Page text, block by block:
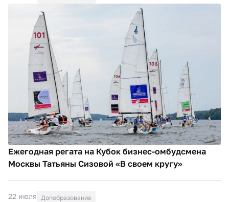
Ежегодная регата на Кубок бизнес-омбудсмена
Москвы Татьяны Сизовой «В своем кругу»
22 июля Допобразование